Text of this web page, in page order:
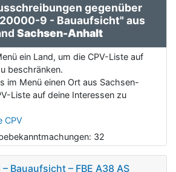
gegenüber
9 - Bauaufsicht" aus
Sachsen-Anhalt
ein Land, um die CPV-Liste auf
beschränken.
im Menü einen Ort aus Sachsen-
Liste auf deine Interessen zu
CPV
32
Bauaufsicht – FBE A38 AS